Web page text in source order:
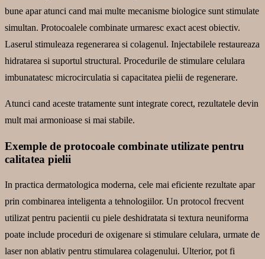
bune apar atunci cand mai multe mecanisme biologice sunt stimulate
simultan. Protocoalele combinate urmaresc exact acest obiectiv.
Laserul stimuleaza regenerarea si colagenul. Injectabilele restaureaza
hidratarea si suportul structural. Procedurile de stimulare celulara
imbunatatesc microcirculatia si capacitatea pielii de regenerare.
Atunci cand aceste tratamente sunt integrate corect, rezultatele devin
mult mai armonioase si mai stabile.
Exemple de protocoale combinate utilizate pentru
calitatea pielii
In practica dermatologica moderna, cele mai eficiente rezultate apar
prin combinarea inteligenta a tehnologiilor. Un protocol frecvent
utilizat pentru pacientii cu piele deshidratata si textura neuniforma
poate include proceduri de oxigenare si stimulare celulara, urmate de
laser non ablativ pentru stimularea colagenului. Ulterior, pot fi